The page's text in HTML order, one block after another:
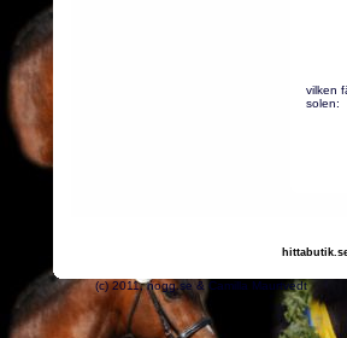
vilken
solen:
(c) 2011, nogg.se &